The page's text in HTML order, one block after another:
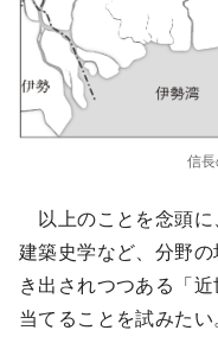
信
以上のことを念頭に
建築史学など、分野
き出されつつある「
当てることを試みたい